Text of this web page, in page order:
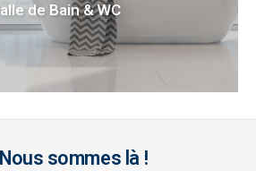
de Bain & WC
sommes là !